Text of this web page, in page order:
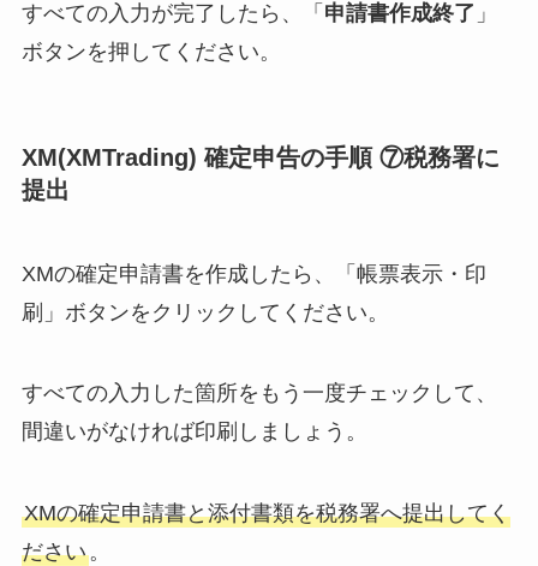
すべての入力が完了したら、「 申請書作成終了 」
ボタンを押してください。
XM(XMTrading) 確定申告の手順 ⑦税務署に
提出
XMの確定申請書を作成したら、「帳票表示・印
刷」ボタンをクリックしてください。
すべての入力した箇所をもう一度チェックして、
間違いがなければ印刷しましょう。
XMの確定申請書と添付書類を税務署へ提出してく
ださい。